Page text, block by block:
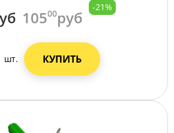
10500руб
-21%
шт. КУПИТЬ